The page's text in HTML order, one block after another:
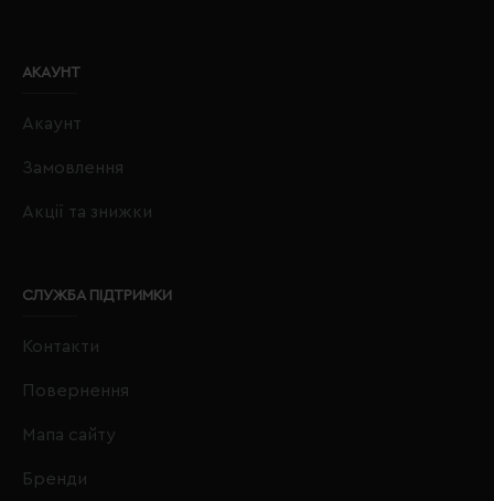
АКАУНТ
Акаунт
Замовлення
Акції та знижки
СЛУЖБА ПІДТРИМКИ
Контакти
Повернення
Мапа сайту
Бренди